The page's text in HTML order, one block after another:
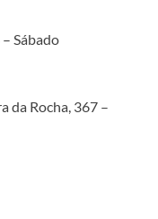
Sábado
da Rocha, 367 –